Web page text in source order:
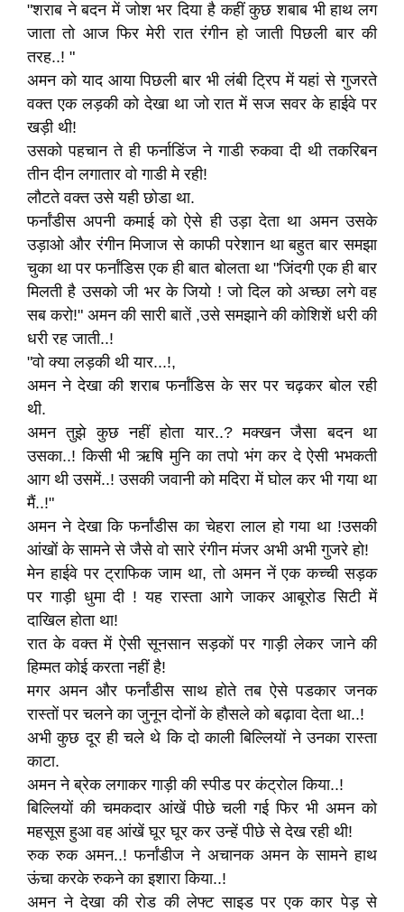
"शराब ने बदन में जोश भर दिया है कहीं कुछ शबाब भी हाथ लग
जाता तो आज फिर मेरी रात रंगीन हो जाती पिछली बार की
तरह..! "
अमन को याद आया पिछली बार भी लंबी ट्रिप में यहां से गुजरते
वक्त एक लड़की को देखा था जो रात में सज सवर के हाईवे पर
खड़ी थी!
उसको पहचान ते ही फर्नाडिंज ने गाडी रुकवा दी थी तकरिबन
तीन दीन लगातार वो गाडी मे रही!
लौटते वक्त उसे यही छोडा था.
फर्नांडीस अपनी कमाई को ऐसे ही उड़ा देता था अमन उसके
उड़ाओ और रंगीन मिजाज से काफी परेशान था बहुत बार समझा
चुका था पर फर्नांडिस एक ही बात बोलता था "जिंदगी एक ही बार
मिलती है उसको जी भर के जियो ! जो दिल को अच्छा लगे वह
सब करो!" अमन की सारी बातें ,उसे समझाने की कोशिशें धरी की
धरी रह जाती..!
"वो क्या लड़की थी यार...!,
अमन ने देखा की शराब फर्नांडिस के सर पर चढ़कर बोल रही
थी.
अमन तुझे कुछ नहीं होता यार..? मक्खन जैसा बदन था
उसका..! किसी भी ऋषि मुनि का तपो भंग कर दे ऐसी भभकती
आग थी उसमें..! उसकी जवानी को मदिरा में घोल कर भी गया था
मैं..!"
अमन ने देखा कि फर्नांडीस का चेहरा लाल हो गया था !उसकी
आंखों के सामने से जैसे वो सारे रंगीन मंजर अभी अभी गुजरे हो!
मेन हाईवे पर ट्राफिक जाम था, तो अमन नें एक कच्ची सड़क
पर गाड़ी धुमा दी ! यह रास्ता आगे जाकर आबूरोड सिटी में
दाखिल होता था!
रात के वक्त में ऐसी सूनसान सड़कों पर गाड़ी लेकर जाने की
हिम्मत कोई करता नहीं है!
मगर अमन और फर्नांडीस साथ होते तब ऐसे पडकार जनक
रास्तों पर चलने का जुनून दोनों के हौसले को बढ़ावा देता था..!
अभी कुछ दूर ही चले थे कि दो काली बिल्लियों ने उनका रास्ता
काटा.
अमन ने ब्रेक लगाकर गाड़ी की स्पीड पर कंट्रोल किया..!
बिल्लियों की चमकदार आंखें पीछे चली गई फिर भी अमन को
महसूस हुआ वह आंखें घूर घूर कर उन्हें पीछे से देख रही थी!
रुक रुक अमन..! फर्नांडीज ने अचानक अमन के सामने हाथ
ऊंचा करके रुकने का इशारा किया..!
अमन ने देखा की रोड की लेफ्ट साइड पर एक कार पेड़ से